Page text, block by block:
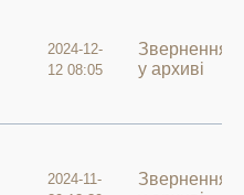
2024-12-
12 08:05
Звернення
у архиві
2024-11-
Звернення